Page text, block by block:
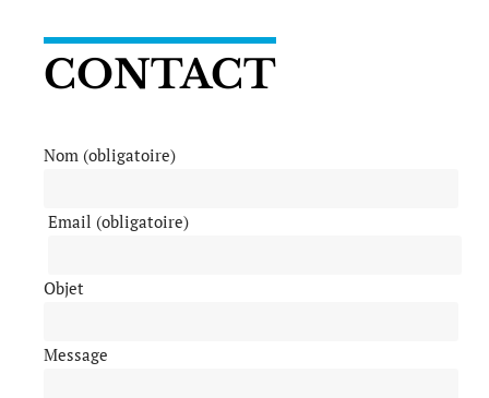
CONTACT
Nom (obligatoire)
Email (obligatoire)
Objet
Message